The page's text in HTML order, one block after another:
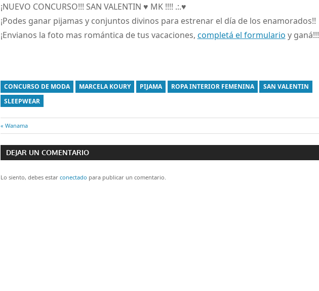
¡NUEVO CONCURSO!!! SAN VALENTIN ♥ MK !!!! .:.♥
¡Podes ganar pijamas y conjuntos divinos para estrenar el día de los enamorados!!
¡Envianos la foto mas romántica de tus vacaciones, completá el formulario y ganá!!!
CONCURSO DE MODA MARCELA KOURY PIJAMA ROPA INTERIOR FEMENINA
SAN VALENTIN
SLEEPWEAR
Navegación
de
entradas
Entrada
anterior:
Wanama
DEJAR UN COMENTARIO
Lo siento, debes estar conectado para publicar un comentario.